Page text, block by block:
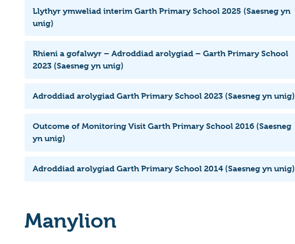
Llythyr ymweliad interim Garth Primary School 2025 (Saesneg yn
unig)
Rhieni a gofalwyr – Adroddiad arolygiad – Garth Primary School
2023 (Saesneg yn unig)
Adroddiad arolygiad Garth Primary School 2023 (Saesneg yn unig)
Outcome of Monitoring Visit Garth Primary School 2016 (Saesneg
yn unig)
Adroddiad arolygiad Garth Primary School 2014 (Saesneg yn unig)
Manylion